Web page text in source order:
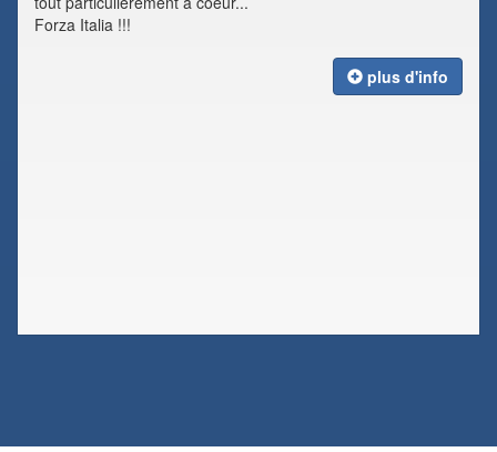
Forza Italia !!!
plus d'info